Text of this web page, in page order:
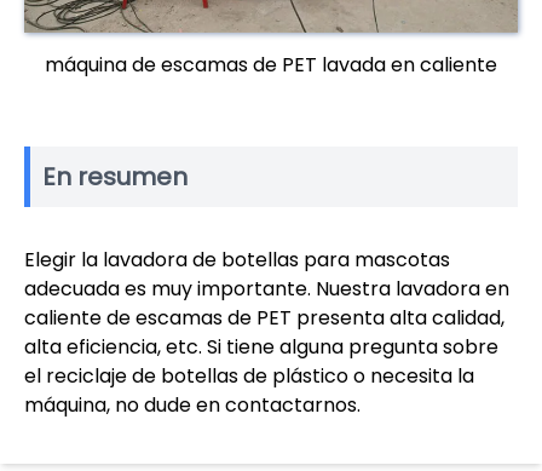
máquina de escamas de PET lavada en caliente
En resumen
Elegir la lavadora de botellas para mascotas
adecuada es muy importante. Nuestra lavadora en
caliente de escamas de PET presenta alta calidad,
alta eficiencia, etc. Si tiene alguna pregunta sobre
el reciclaje de botellas de plástico o necesita la
máquina, no dude en contactarnos.